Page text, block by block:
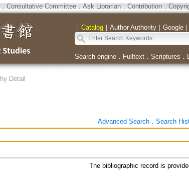
． Consultative Committee． Ask Librarian． Contribution．
｜ Catalog｜ Author Authority｜ Google｜
Search engine． Fulltext． Scriptures ．
Detail
Advanced Search． Search
The bibliographic record is